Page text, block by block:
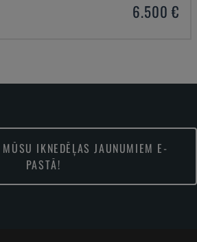
6.500 €
IKNEDĒĻAS JAUNUMIEM E-
PASTĀ!